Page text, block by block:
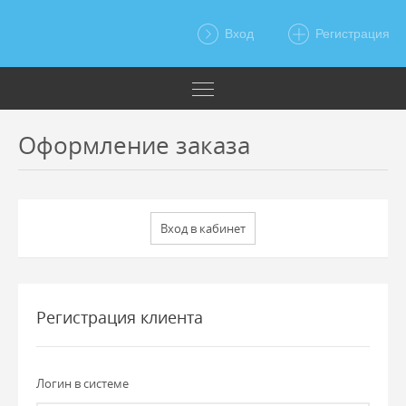
Вход Регистрация
Оформление заказа
Регистрация клиента
Логин в системе